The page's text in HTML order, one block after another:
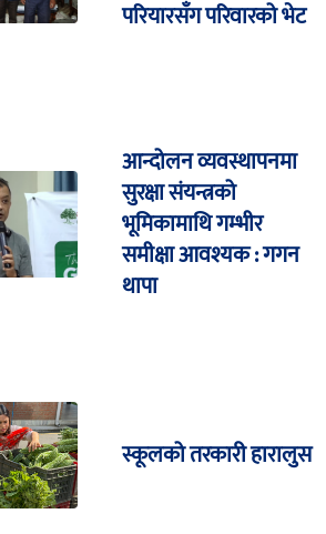
परियारसँग परिवारको भेट
आन्दोलन व्यवस्थापनमा
सुरक्षा संयन्त्रको
भूमिकामाथि गम्भीर
समीक्षा आवश्यक : गगन
थापा
स्कूलको तरकारी हारालुस